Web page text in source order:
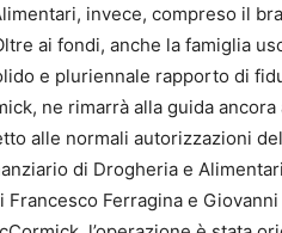
invece, compreso il
ai fondi, anche la famiglia
e pluriennale rapporto di
ne rimarrà alla guida
alle normali autorizzazioni
di Drogheria e
Ferragina e